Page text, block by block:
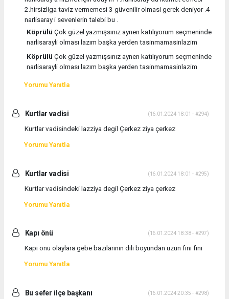
2.hirsizliga taviz vermemesi 3 güvenilir olmasi gerek deniyor .4
narlisaray i sevenlerin talebi bu .
Köprülü Çok güzel yazmışsınız aynen katılıyorum seçmeninde
narlisarayli olması lazım başka yerden tasinmamasinlazim
Köprülü Çok güzel yazmışsınız aynen katılıyorum seçmeninde
narlisarayli olması lazım başka yerden tasinmamasinlazim
Yorumu Yanıtla
Kurtlar vadisi (16.01.2024 18:01 - #294)
Kurtlar vadisindeki lazziya degil Çerkez ziya çerkez
Yorumu Yanıtla
Kurtlar vadisi (16.01.2024 18:01 - #295)
Kurtlar vadisindeki lazziya degil Çerkez ziya çerkez
Yorumu Yanıtla
Kapı önü (16.01.2024 18:38 - #297)
Kapı önü olaylara gebe bazılarının dili boyundan uzun fini fini
Yorumu Yanıtla
Bu sefer ilçe başkanı
(16.01.2024 20:35 - #298)